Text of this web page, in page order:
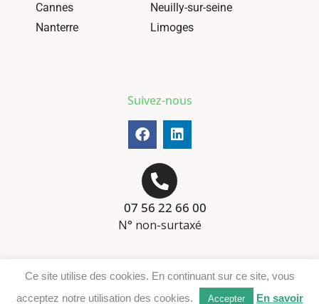
Cannes
Neuilly-sur-seine
Nanterre
Limoges
Suivez-nous
07 56 22 66 00
N° non-surtaxé
Téléchargement DER
Ce site utilise des cookies. En continuant sur ce site, vous
acceptez notre utilisation des cookies.
Accepter En savoir